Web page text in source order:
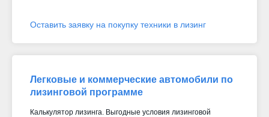
Оставить заявку на покупку техники в лизинг
Легковые и коммерческие автомобили по
лизинговой программе
Калькулятор лизинга. Выгодные условия лизинговой